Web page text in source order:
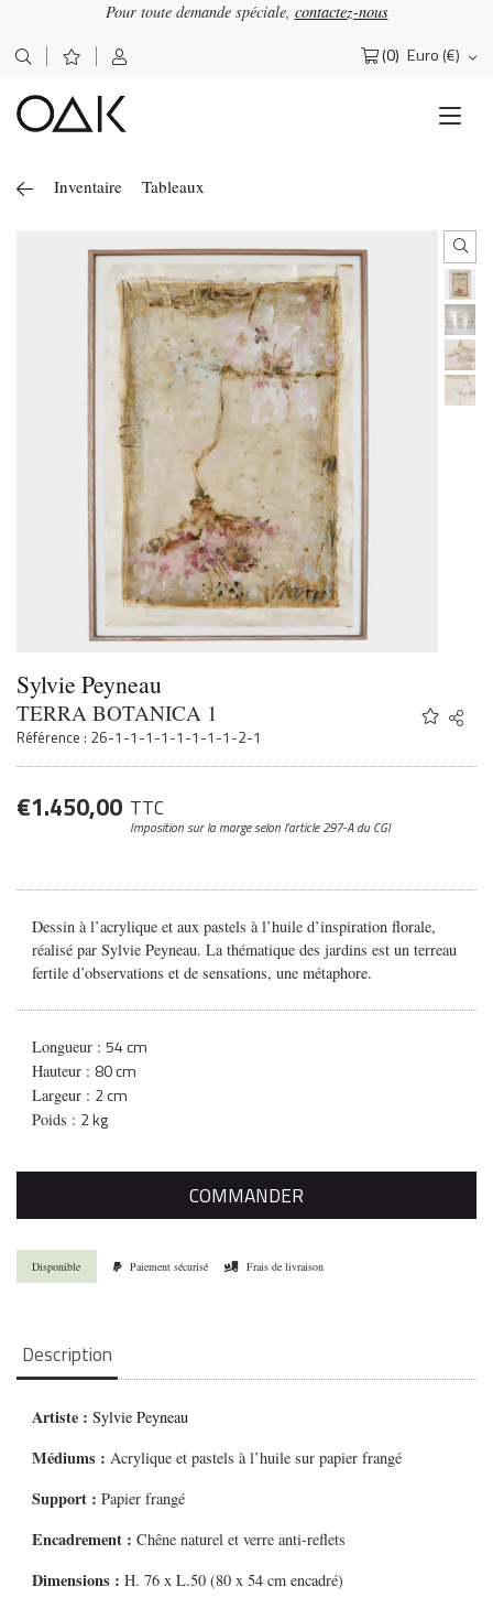
Pour toute demande spéciale, contactez-nous
(0) Euro (€)
Rechercher :
Inventaire Tableaux
Sylvie Peyneau
TERRA BOTANICA 1
Référence : 26-1-1-1-1-1-1-1-1-2-1
Share
Twitter
€1.450,00 TTC
Imposition sur la margeselon l’article 297-A du CGI
Dessin à l’acrylique et aux pastels à l’huile d’inspiration florale,
réalisé par Sylvie Peyneau.La thématique des jardins est un terreau
fertile d’observations et de sensations, une métaphore.
Longueur :54 cm
Hauteur : 80 cm
Largeur : 2 cm
Poids : 2 kg
COMMANDER
Disponible Paiement sécurisé Frais de livraison
Description
Artiste :Sylvie Peyneau
Médiums :Acrylique et pastels à l’huile sur papier frangé
Support : Papier frangé
Encadrement : Chêne naturel et verre anti-reflets
Dimensions : H. 76 x L.50 (80 x 54 cm encadré)
Lettre d'information OΔK
J'accepte de recevoir la newsletter OAK